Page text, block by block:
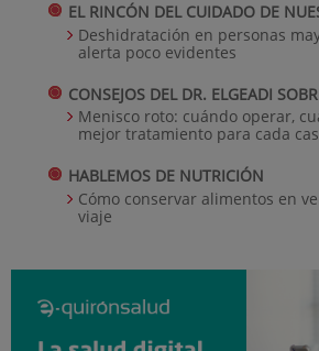
EL RINCÓN DEL CUIDADO DE
Deshidratación en personas
alerta poco evidentes
CONSEJOS DEL DR. ELGEADI
Menisco roto: cuándo operar,
mejor tratamiento para cada
HABLEMOS DE NUTRICIÓN
Cómo conservar alimentos en
viaje